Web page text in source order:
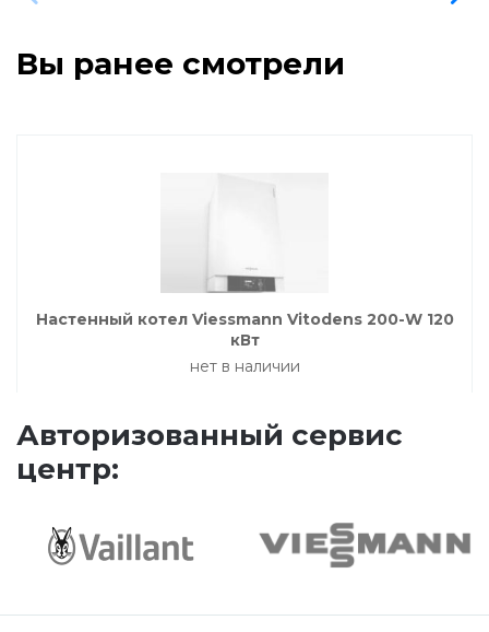
Напольные газовые котлы Vaillant
Ёмкостные водонагреватели Vaillant
Системы управления Vaillant
Пакетные решения Vaillant
Вы ранее смотрели
Настенный котел Viessmann Vitodens 200-W 120
кВт
нет в наличии
Авторизованный сервис
центр: